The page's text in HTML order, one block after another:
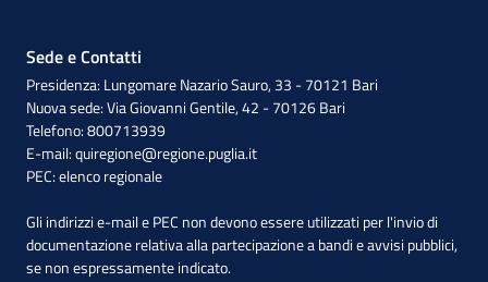
Sede e Contatti
Presidenza: Lungomare Nazario Sauro, 33 - 70121 Bari
Nuova sede: Via Giovanni Gentile, 42 - 70126 Bari
Telefono: 800713939
E-mail:quiregione@regione.puglia.it
PEC:elenco regionale
Gli indirizzi e-mail e PEC non devono essere utilizzati per l'invio di
documentazione relativa alla partecipazione a bandi e avvisi pubblici,
se non espressamente indicato.